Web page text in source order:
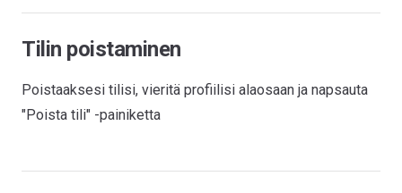
Tilin poistaminen
Poistaaksesi tilisi, vieritä profiilisi alaosaan ja napsauta
"Poista tili" -painiketta